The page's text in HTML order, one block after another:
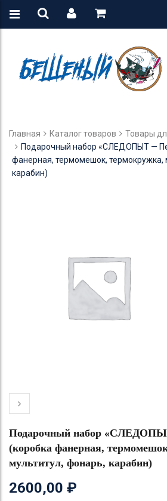
Главная Каталог товаров Товары
Подарочный набор «СЛЕДОПЫТ —
фанерная, термомешок, термокружка,
карабин)
Подарочный набор
(коробка фанерная,
мультитул, фонарь, карабин)
2600,00 ₽